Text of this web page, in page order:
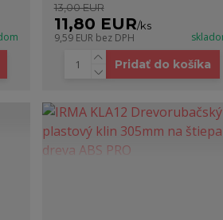
13,00 EUR
11,80 EUR/ks
9,59 EUR bez DPH
Pridať do košíka